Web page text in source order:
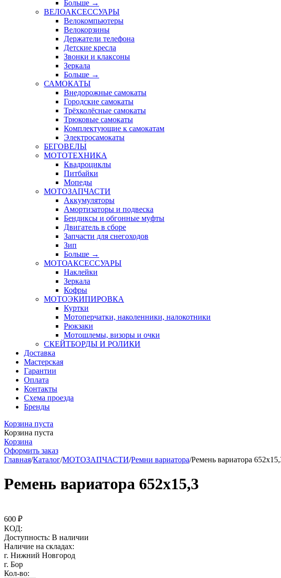
Больше →
ВЕЛОАКСЕССУАРЫ
Велокомпьютеры
Велокорзины
Держатели телефона
Детские кресла
Звонки и клаксоны
Зеркала
Больше →
САМОКАТЫ
Внедорожные самокаты
Городские самокаты
Трёхколёсные самокаты
Трюковые самокаты
Комплектующие к самокатам
Электросамокаты
БЕГОВЕЛЫ
МОТОТЕХНИКА
Квадроциклы
Питбайки
Мопеды
МОТОЗАПЧАСТИ
Аккумуляторы
Амортизаторы и подвеска
Бендиксы и обгонные муфты
Двигатель в сборе
Запчасти для снегоходов
Зип
Больше →
МОТОАКСЕССУАРЫ
Наклейки
Зеркала
Кофры
МОТОЭКИПИРОВКА
Куртки
Мотоперчатки, наколенники, налокотники
Рюкзаки
Мотошлемы, визоры и очки
СКЕЙТБОРДЫ И РОЛИКИ
Доставка
Мастерская
Гарантии
Оплата
Контакты
Схема проезда
Бренды
Корзина пуста
Корзина пуста
Корзина
Оформить заказ
Главная/Каталог/МОТОЗАПЧАСТИ/Ремни вариатора/Ремень вариатора
Ремень вариатора 652x15,3
600 ₽
КОД:
Доступность: В наличии
Наличие на складах:
г. Нижний Новгород
г. Бор
Кол-во: